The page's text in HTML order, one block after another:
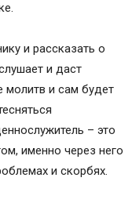
и рассказать о
и даст
молитв и сам будет
– это
именно через него
и скорбях.